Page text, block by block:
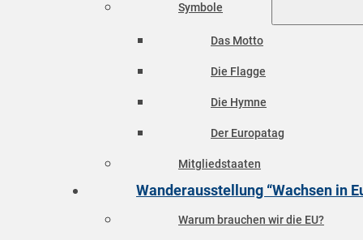
Symbole
Das Motto
Die Flagge
Die Hymne
Der Europatag
Mitgliedstaaten
Wanderausstellung “Wachsen in
Warum brauchen wir die EU?